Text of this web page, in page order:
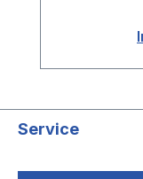
Service